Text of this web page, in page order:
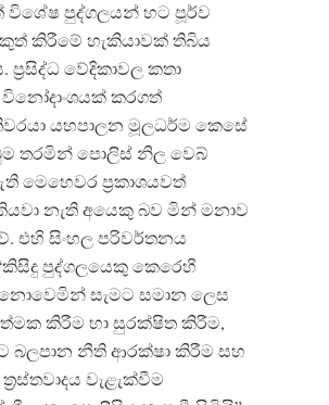
විශේෂ පුද්ගලයන් හට පූර්ව
කිරීමේ හැකියාවක් තිබිය
වේදිකාවල කතා
විනෝදාංශයක් කරගත්
යහපාලන මූලධර්ම කෙසේ
තරමින් පොලිස් නිල වෙබ්
මෙහෙවර ප්‍රකාශයවත්
කියවා නැති අයෙකු බව මින් මනාව
එහි සිංහල පරිවර්තනය
පුද්ගලයෙකු කෙරෙහි
නොවෙමින් සැමට සමාන ලෙස
කිරීම හා සුරක්ෂිත කිරීම,
බලපාන නීති ආරක්ෂා කිරීම සහ
වැළැක්වීම